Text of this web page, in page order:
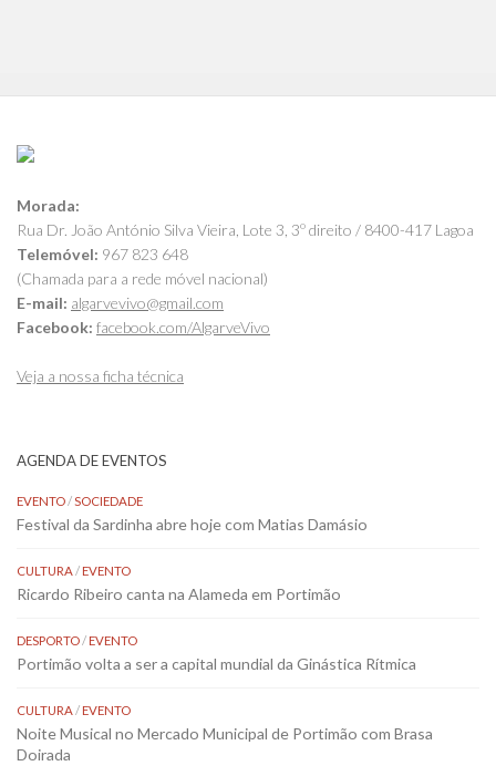
Morada:
Rua Dr. João António Silva Vieira, Lote 3, 3º direito / 8400-417 Lagoa
Telemóvel: 967 823 648
(Chamada para a rede móvel nacional)
E-mail: algarvevivo@gmail.com
Facebook: facebook.com/AlgarveVivo
Veja a nossa ficha técnica
AGENDA DE EVENTOS
EVENTO/SOCIEDADE
Festival da Sardinha abre hoje com Matias Damásio
CULTURA/EVENTO
Ricardo Ribeiro canta na Alameda em Portimão
DESPORTO/EVENTO
Portimão volta a ser a capital mundial da Ginástica Rítmica
CULTURA/EVENTO
Noite Musical no Mercado Municipal de Portimão com Brasa
Doirada